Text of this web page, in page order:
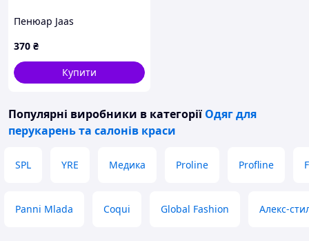
Пенюар Jaas
370 ₴
Купити
Популярні виробники в категорії Одяг для
перукарень та салонів краси
SPL YRE Медика Proline Profline
Panni Mlada Coqui Global Fashion Алекс-